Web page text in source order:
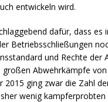
entwickeln wird.
dafür, dass es
Betriebsschließungen
und Rechte der
Abwehrkämpfe
ging zwar die Zahl
wenig